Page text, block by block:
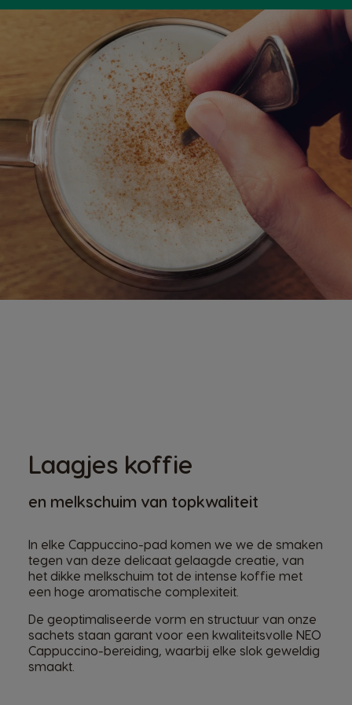
Laagjes koffie
en melkschuim van topkwaliteit
In elke Сappuccino-pad komen we we de smaken
tegen van deze delicaat gelaagde creatie, van
het dikke melkschuim tot de intense koffie met
een hoge aromatische complexiteit.
De geoptimaliseerde vorm en structuur van onze
sachets staan garant voor een kwaliteitsvolle NEO
Сappuccino-bereiding, waarbij elke slok geweldig
smaakt.